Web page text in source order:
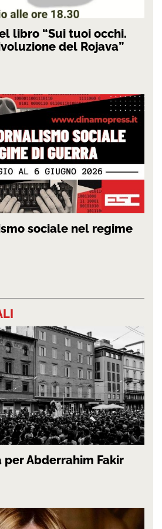
libro “Sui tuoi occhi.
del Rojava”
sociale nel regime
Abderrahim Fakir